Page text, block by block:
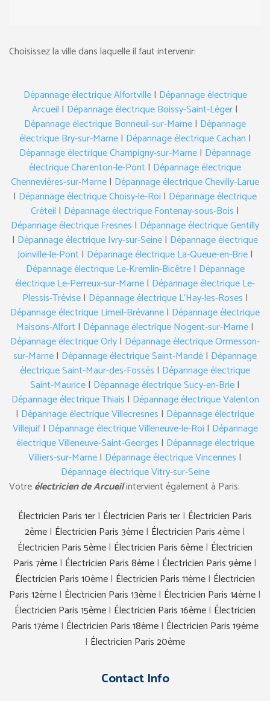
Choisissez la ville dans laquelle il faut intervenir:
Dépannage électrique Alfortville| Dépannage électrique
Arcueil | Dépannage électrique Boissy-Saint-Léger|
Dépannage électrique Bonneuil-sur-Marne| Dépannage
électrique Bry-sur-Marne| Dépannage électrique Cachan |
Dépannage électrique Champigny-sur-Marne| Dépannage
électrique Charenton-le-Pont | Dépannage électrique
Chennevières-sur-Marne| Dépannage électrique Chevilly-Larue
| Dépannage électrique Choisy-le-Roi | Dépannage électrique
Créteil | Dépannage électrique Fontenay-sous-Bois |
Dépannage électrique Fresnes | Dépannage électrique Gentilly
| Dépannage électrique Ivry-sur-Seine| Dépannage électrique
Joinville-le-Pont | Dépannage électrique La-Queue-en-Brie|
Dépannage électrique Le-Kremlin-Bicêtre| Dépannage
électrique Le-Perreux-sur-Marne| Dépannage électrique Le-
Plessis-Trévise| Dépannage électrique L’Hay-les-Roses |
Dépannage électrique Limeil-Brévanne| Dépannage électrique
Maisons-Alfort | Dépannage électrique Nogent-sur-Marne|
Dépannage électrique Orly| Dépannage électrique Ormesson-
sur-Marne| Dépannage électrique Saint-Mandé| Dépannage
électrique Saint-Maur-des-Fossés | Dépannage électrique
Saint-Maurice| Dépannage électrique Sucy-en-Brie|
Dépannage électrique Thiais | Dépannage électrique Valenton
| Dépannage électrique Villecresnes | Dépannage électrique
Villejuif| Dépannage électrique Villeneuve-le-Roi | Dépannage
électrique Villeneuve-Saint-Georges | Dépannage électrique
Villiers-sur-Marne| Dépannage électrique Vincennes |
Dépannage électrique Vitry-sur-Seine
Votreélectricien de Arcueilintervient également à Paris:
Électricien Paris 1er| Électricien Paris 1er| Électricien Paris
2ème| Électricien Paris 3ème| Électricien Paris 4ème|
Électricien Paris 5ème| Électricien Paris 6ème| Électricien
Paris 7ème| Électricien Paris 8ème| Électricien Paris 9ème|
Électricien Paris 10ème| Électricien Paris 11ème| Électricien
Paris 12ème| Électricien Paris 13ème| Électricien Paris 14ème|
Électricien Paris 15ème| Électricien Paris 16ème| Électricien
Paris 17ème| Électricien Paris 18ème| Électricien Paris 19ème
| Électricien Paris 20ème
Contact Info